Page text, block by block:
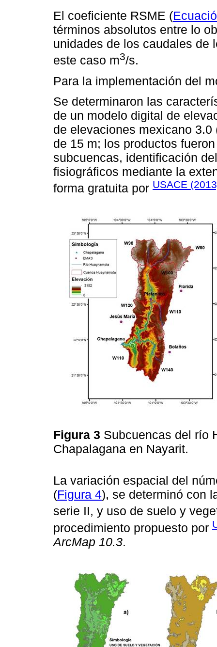
El coeficiente RSME (
términos absolutos entre lo
unidades de los caudales de
este caso m3/s.
Para la implementación del
Se determinaron las
de un modelo digital de
de elevaciones mexicano
de 15 m; los productos
subcuencas, identificación
fisiográficos mediante la
forma gratuita por USACE
Figura 3 Subcuencas del río
Chapalagana en Nayarit.
La variación espacial del
(Figura 4), se determinó con
serie II, y uso de suelo y
procedimiento propuesto por
ArcMap 10.3.